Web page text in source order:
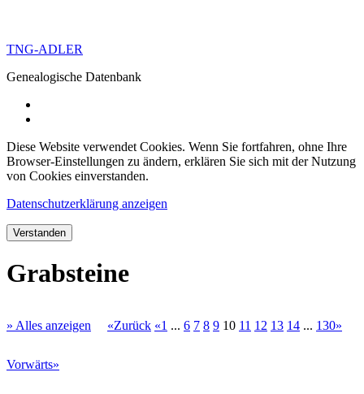
TNG-ADLER
Genealogische Datenbank
Diese Website verwendet Cookies. Wenn Sie fortfahren, ohne Ihre
Browser-Einstellungen zu ändern, erklären Sie sich mit der Nutzung
von Cookies einverstanden.
Datenschutzerklärung anzeigen
Verstanden
Grabsteine
» Alles anzeigen «Zurück «1 ... 6 7 8 9 10 11 12 13 14 ... 130»
Vorwärts»